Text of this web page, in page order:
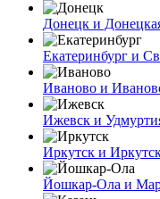
Донецк и
Екатеринбург и
Иваново и
Ижевск и
Иркутск и
Йошкар-Ола и